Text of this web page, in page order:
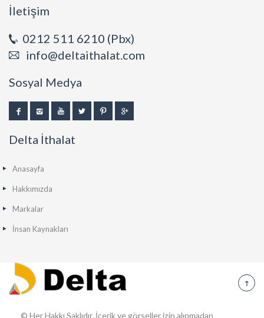
İletişim
0212 511 6210 (Pbx)
info@deltaithalat.com
Sosyal Medya
Delta İthalat
Anasayfa
Hakkımızda
Markalar
İnsan Kaynakları
© Her Hakkı Saklıdır. İçerik ve görseller izin alınmadan